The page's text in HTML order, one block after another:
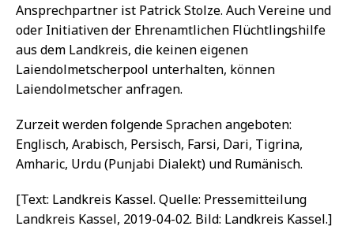
Ansprechpartner ist Patrick Stolze. Auch Vereine und
oder Initiativen der Ehrenamtlichen Flüchtlingshilfe
aus dem Landkreis, die keinen eigenen
Laiendolmetscherpool unterhalten, können
Laiendolmetscher anfragen.
Zurzeit werden folgende Sprachen angeboten:
Englisch, Arabisch, Persisch, Farsi, Dari, Tigrina,
Amharic, Urdu (Punjabi Dialekt) und Rumänisch.
[Text: Landkreis Kassel. Quelle: Pressemitteilung
Landkreis Kassel, 2019-04-02. Bild: Landkreis Kassel.]